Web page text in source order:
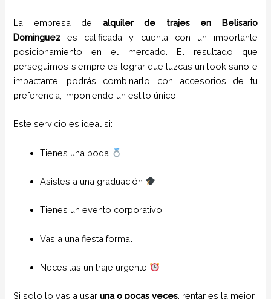
La empresa de alquiler de trajes en
Belisario
Dominguez
es calificada y cuenta con un importante
posicionamiento en el mercado. El resultado que
perseguimos siempre es lograr que luzcas un look sano e
impactante, podrás combinarlo con accesorios de tu
preferencia, imponiendo un estilo único.
Este servicio es ideal si:
Tienes una boda
Asistes a una graduación
Tienes un evento corporativo
Vas a una fiesta formal
Necesitas un traje urgente
Si solo lo vas a usaruna o pocas veces , rentar es la mejor